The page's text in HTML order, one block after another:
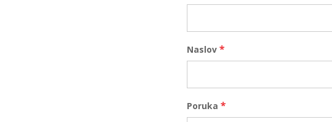
Naslov *
Poruka *